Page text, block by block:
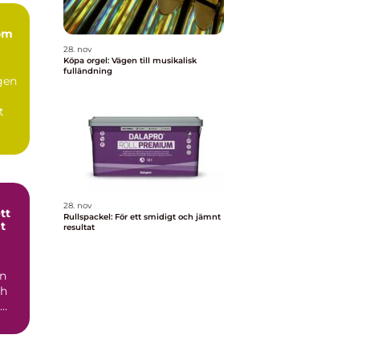
28. nov
Köpa orgel: Vägen till musikalisk
fulländning
28. nov
Rullspackel: För ett smidigt och jämnt
resultat